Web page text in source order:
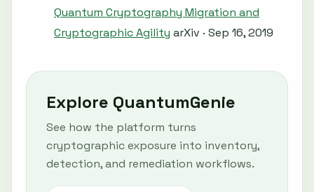
Quantum Cryptography Migration and
Cryptographic Agility arXiv · Sep 16, 2019
Explore QuantumGenie
See how the platform turns
cryptographic exposure into inventory,
detection, and remediation workflows.